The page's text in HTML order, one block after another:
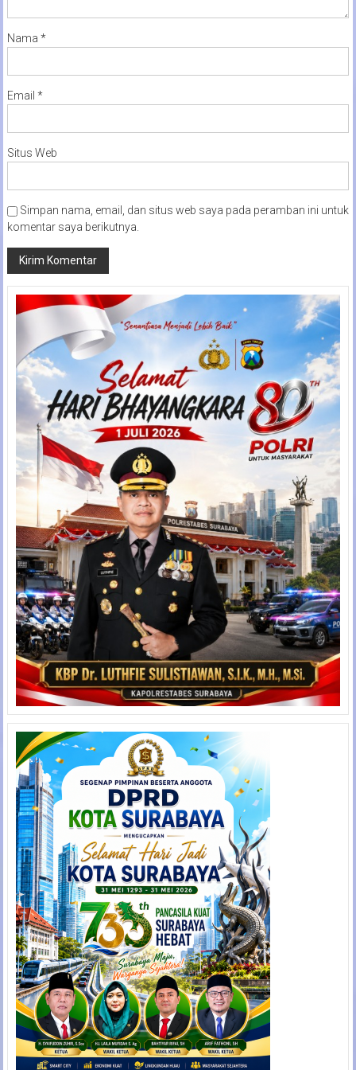
Nama *
Email *
Situs Web
Simpan nama, email, dan situs web saya pada peramban ini untuk
komentar saya berikutnya.